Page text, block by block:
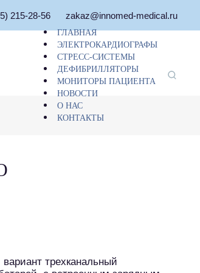
215-28-56 zakaz@innomed-medical.ru
Главное меню
ГЛАВНАЯ
ЭЛЕКТРОКАРДИОГРАФЫ
СТРЕСС-СИСТЕМЫ
ДЕФИБРИЛЛЯТОРЫ
МОНИТОРЫ ПАЦИЕНТА
НОВОСТИ
О НАС
КОНТАКТЫ
трехканальный